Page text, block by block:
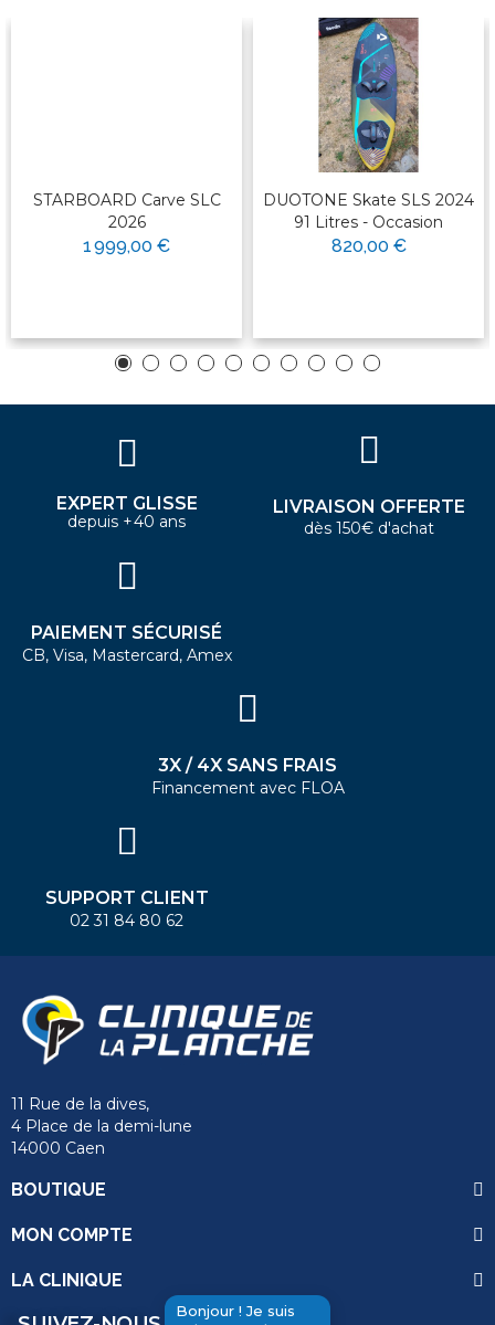
STARBOARD Carve SLC
2026
1 999,00 €
DUOTONE Skate SLS 2024
91 Litres - Occasion
820,00 €
Bonjour ! Je suis
EXPERT GLISSE
depuis +40 ans
LIVRAISON OFFERTE
dès 150€ d'achat
PAIEMENT SÉCURISÉ
CB, Visa, Mastercard, Amex
3X / 4X SANS FRAIS
Financement avec FLOA
SUPPORT CLIENT
02 31 84 80 62
11 Rue de la dives,
4 Place de la demi-lune
14000 Caen
BOUTIQUE
MON COMPTE
LA CLINIQUE